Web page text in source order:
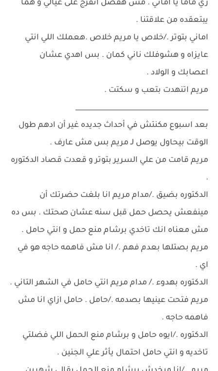
زي ماما يا اماني . مش هفضل اتفرج على عيالي و هما
يبتعقده من علاقتنا .
اماني بتوتر ./خلاص يا مريم خلاص .هعملك اللي انتي
عايزاه و هشوفلك ناني كمان . بس اهدي عشان
اعصابك و الولاد .
مريم اتنهدت بتعب و سكتت .
_______________________________________
بعد اسبوع مكنتش في أحداث جديده غير أن ادهم طول
الوقت بيحاول يوصل لـ مريم بس مش عارف .
مريم قامت من علي السرير بتوتر و قعدت قصاد الدكتوره
.
الدكتوره بضيق ./مدام مريم انا بلغت حضرتك أن
مينفعش يحصل حمل قبل سنه عشان صحتك . بس ده
مش معناه انك تاخدي برشام منع حمل و انتي حامل .
مريم بصتلها بعدم فهم ./ انا مش فاهمه حاجه هو في
اي .
الدكتوره بهدوء ./ مدام مريم انتي حامل في الشهر التاني .
مريم فتحت عينيها بصدمه ./حامل . حامل ازاي انا مش
فاهمه حاجه .
الدكتوره ./ايوه حامل و برشام منع الحمل اللي فضلتي
تاخديه و انتي حامل احتمال يأثر علي الجنين .